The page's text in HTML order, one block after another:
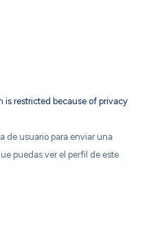
is restricted because of privacy
de usuario para enviar una
puedas ver el perfil de este